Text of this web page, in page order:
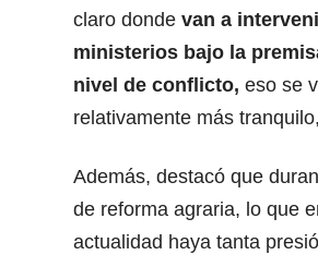
claro donde van a
ministerios bajo la
nivel de conflicto, eso se
relativamente más
Además, destacó que
de reforma agraria, lo que
actualidad haya tanta